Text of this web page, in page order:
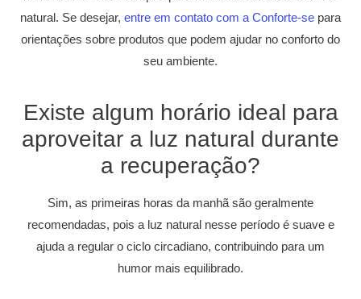
natural. Se desejar, entre em contato com a Conforte-se para
orientações sobre produtos que podem ajudar no conforto do
seu ambiente.
Existe algum horário ideal para
aproveitar a luz natural durante
a recuperação?
Sim, as primeiras horas da manhã são geralmente
recomendadas, pois a luz natural nesse período é suave e
ajuda a regular o ciclo circadiano, contribuindo para um
humor mais equilibrado.